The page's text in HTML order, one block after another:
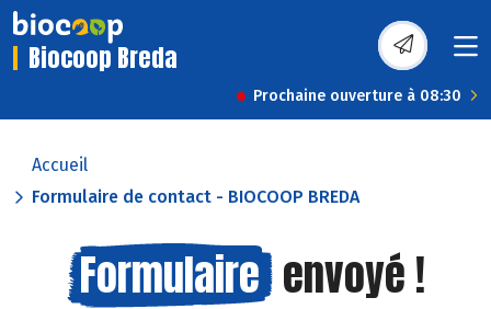
Biocoop Breda
Prochaine ouverture à 08:30
Accueil
Formulaire de contact - BIOCOOP BREDA
Formulaire envoyé !